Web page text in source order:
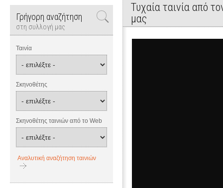
Γρήγορη αναζήτηση
στη συλλογή μας
Ταινία
Σκηνοθέτης
Σκηνοθέτης ταινιών από το Web
Αναλυτική αναζήτηση ταινιών
Τυχαία ταινία από
μας